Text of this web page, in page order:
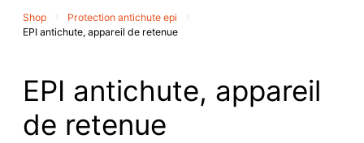
Shop
Protection antichute epi
EPI antichute, appareil de retenue
EPI antichute, appareil
de retenue